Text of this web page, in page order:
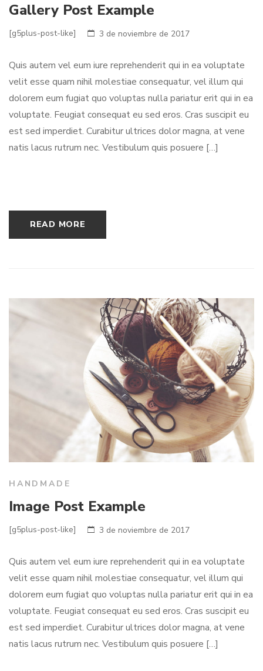
Gallery Post Example
[g5plus-post-like] 3 de noviembre de 2017
Quis autem vel eum iure reprehenderit qui in ea voluptate
velit esse quam nihil molestiae consequatur, vel illum qui
dolorem eum fugiat quo voluptas nulla pariatur erit qui in ea
voluptate. Feugiat consequat eu sed eros. Cras suscipit eu
est sed imperdiet. Curabitur ultrices dolor magna, at vene
natis lacus rutrum nec. Vestibulum quis posuere […]
READ MORE
HANDMADE
Image Post Example
[g5plus-post-like] 3 de noviembre de 2017
Quis autem vel eum iure reprehenderit qui in ea voluptate
velit esse quam nihil molestiae consequatur, vel illum qui
dolorem eum fugiat quo voluptas nulla pariatur erit qui in ea
voluptate. Feugiat consequat eu sed eros. Cras suscipit eu
est sed imperdiet. Curabitur ultrices dolor magna, at vene
natis lacus rutrum nec. Vestibulum quis posuere […]